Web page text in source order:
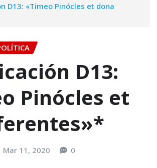
D13: «Timeo Pinócles et dona
D13:
Pinócles et
Mar 11, 2020 0